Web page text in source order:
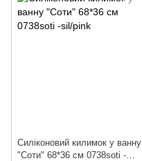
Силіконовий килимок у ванну
"Соти" 68*36 см 0738soti -